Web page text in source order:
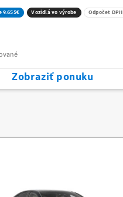
9.655€ Vozidlá vo výrobe Odpočet DPH
Zobraziť ponuku